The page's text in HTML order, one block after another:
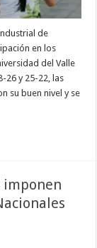
de
en los
del Valle
26 y 25-22, las
su buen nivel y se
imponen